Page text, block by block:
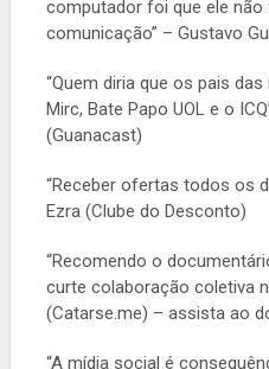
computador foi que ele
comunicação” – Gustavo
“Quem diria que os pais
Mirc, Bate Papo UOL e o
(Guanacast)
“Receber ofertas todos os
Ezra (Clube do Desconto)
“Recomendo o
curte colaboração coletiva
(Catarse.me) – assista ao
“A mídia social é